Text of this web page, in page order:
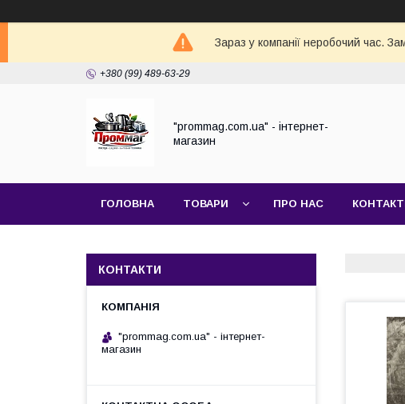
Зараз у компанії неробочий час.
+380 (99) 489-63-29
"prommag.com.ua" - інтернет-
магазин
ГОЛОВНА ТОВАРИ ПРО НАС
КОНТАКТИ
"prommag.com.ua" - інтернет-
магазин